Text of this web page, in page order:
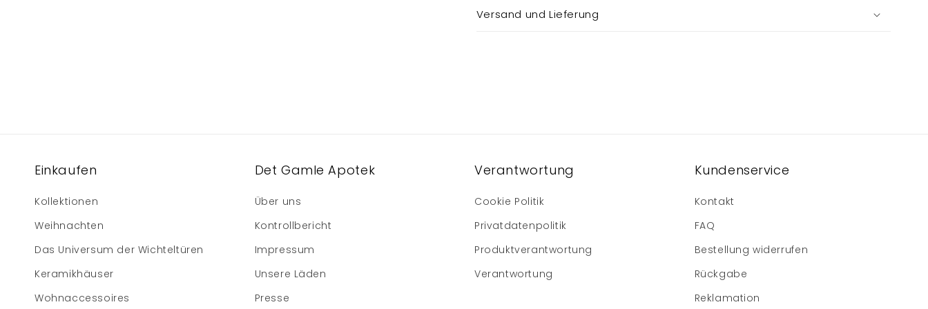
Versand und Lieferung
Einkaufen
Kollektionen
Weihnachten
Das Universum der Wichteltüren
Keramikhäuser
Wohnaccessoires
Det Gamle Apotek
Über uns
Kontrollbericht
Impressum
Unsere Läden
Presse
Verantwortung
Cookie Politik
Privatdatenpolitik
Produktverantwortung
Verantwortung
Kundenservice
Kontakt
FAQ
Bestellung widerrufen
Rückgabe
Reklamation